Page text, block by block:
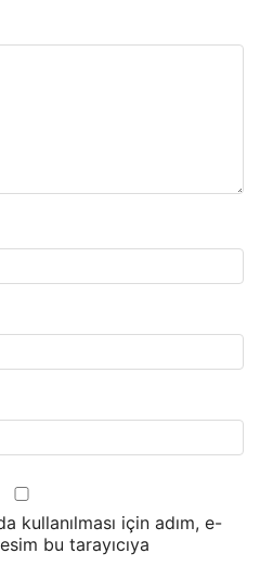
kullanılması için adım, e-
bu tarayıcıya